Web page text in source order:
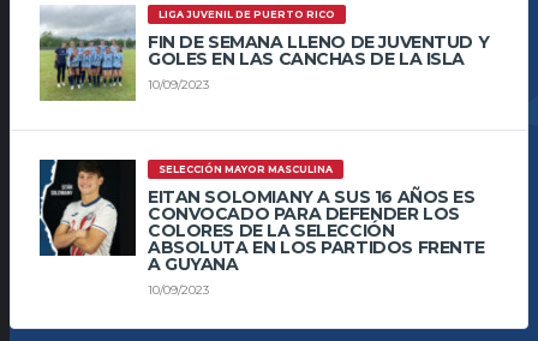
LIGA JUVENIL DE PUERTO RICO
FIN DE SEMANA LLENO DE JUVENTUD Y
GOLES EN LAS CANCHAS DE LA ISLA
10/09/2023
SELECCIÓN MAYOR MASCULINA
EITAN SOLOMIANY A SUS 16 AÑOS ES
CONVOCADO PARA DEFENDER LOS
COLORES DE LA SELECCIÓN
ABSOLUTA EN LOS PARTIDOS FRENTE
A GUYANA
10/09/2023